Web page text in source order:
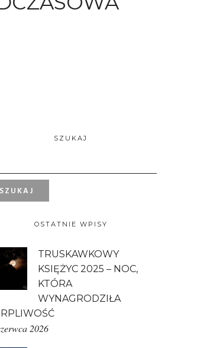
SZUKAJ
OSTATNIE WPISY
TRUSKAWKOWY
KSIĘŻYC 2025 – NOC,
KTÓRA
WYNAGRODZIŁA
2026